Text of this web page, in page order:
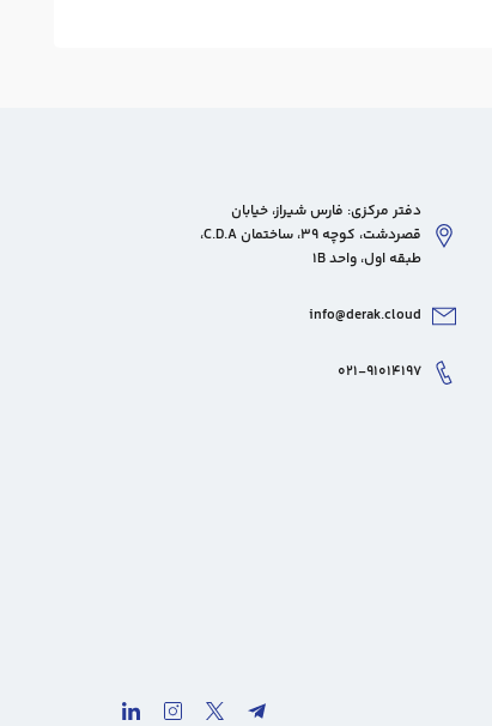
دفتر مرکزی: فارس شیراز، خیابان
قصردشت، کوچه 39، ساختمان C.D.A،
طبقه اول، واحد 1B
info@derak.cloud
۰۲۱-۹۱۰۱۴۱۹۷